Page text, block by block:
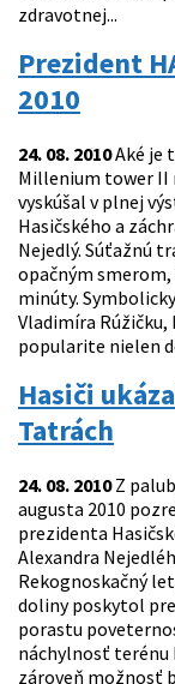
zdravotnej...
Prezident
2010
24. 08. 2010Aké je
Millenium tower II
vyskúšal v plnej
Hasičského a
Nejedlý. Súťažnú
opačným
minúty.
Vladimíra Rúžičku,
popularite nielen
Hasiči
Tatrách
24. 08. 2010Z
augusta 2010
prezidenta
Alexandra
Rekognoskačný
doliny poskytol
porastu
náchylnosť
zároveň možnosť